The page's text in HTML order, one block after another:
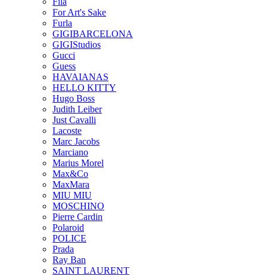
For Art's Sake
Furla
GIGIBARCELONA
GIGIStudios
Gucci
Guess
HAVAIANAS
HELLO KITTY
Hugo Boss
Judith Leiber
Just Cavalli
Lacoste
Marc Jacobs
Marciano
Marius Morel
Max&Co
MaxMara
MIU MIU
MOSCHINO
Pierre Cardin
Polaroid
POLICE
Prada
Ray Ban
SAINT LAURENT